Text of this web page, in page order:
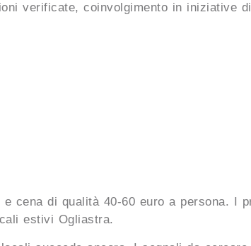
verificate, coinvolgimento in iniziative
e cena di qualità 40-60 euro a persona. I
estivi Ogliastra.